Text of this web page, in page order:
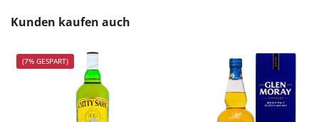
Produktgalerie überspringen
Kunden kaufen auch
(7% GESPART)